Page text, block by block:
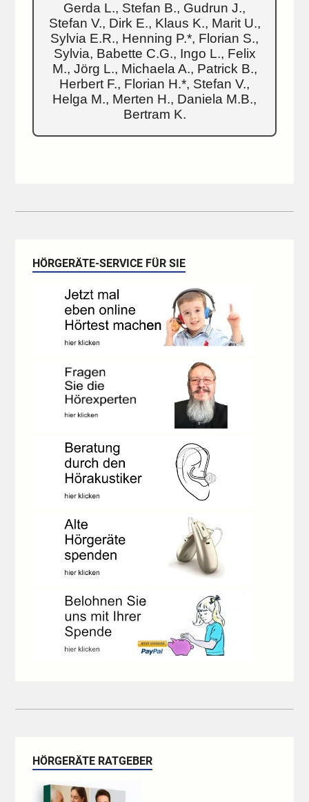
Gerda L., Stefan B., Gudrun J.,
Stefan V., Dirk E., Klaus K., Marit U.,
Sylvia E.R., Henning P.*, Florian S.,
Sylvia, Babette C.G., Ingo L., Felix
M., Jörg L., Michaela A., Patrick B.,
Herbert F., Florian H.*, Stefan V.,
Helga M., Merten H., Daniela M.B.,
Bertram K.
HÖRGERÄTE-SERVICE FÜR SIE
HÖRGERÄTE RATGEBER